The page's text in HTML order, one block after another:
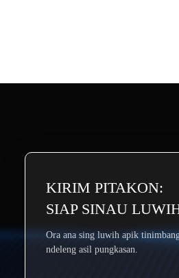
KIRIM PITAKON:
SIAP SINAU
Ora ana sing luwih apik
ndeleng asil pungkasan.